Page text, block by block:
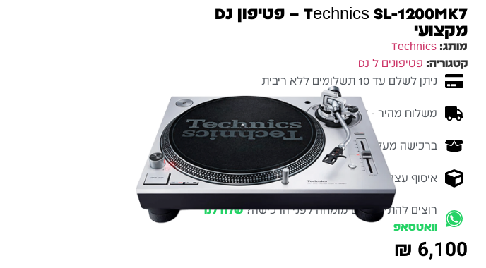
Technics SL-1200MK7 – פטיפון DJ
מקצועי
מותג: Technics
קטגוריה: פטיפונים ל DJ
ניתן לשלם עד 10 תשלומים ללא ריבית
משלוח מהיר - זמן אספקה בין 3-5 ימי עסקים
ברכישה מעל 700 ש״ח - המשלוח חינם
איסוף עצמי מהיר - מקוה ישראל 6 ת״א
רוצים להתייעץ עם מומחה לפני הרכישה?שלח לנו
וואטסאפ
₪ 6,100